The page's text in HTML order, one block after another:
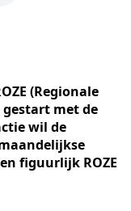
(Regionale
gestart met de
wil de
figuurlijk ROZE